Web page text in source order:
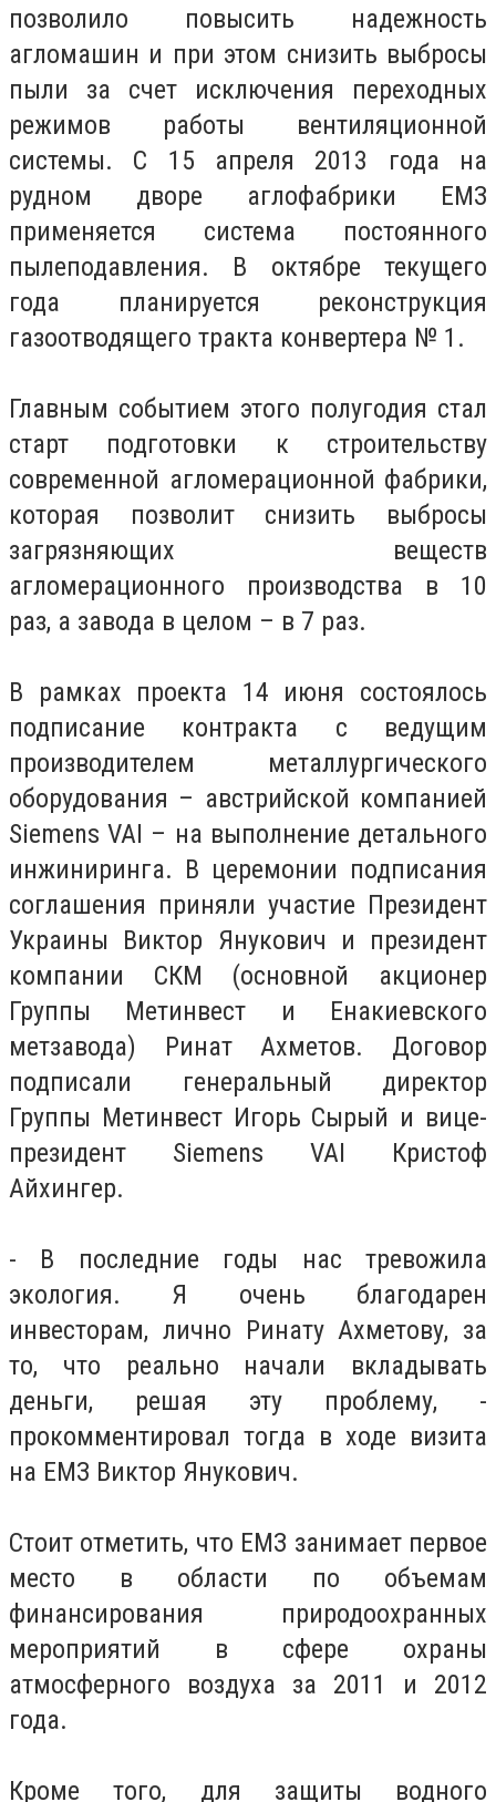
позволило повысить надежность
агломашин и при этом снизить выбросы
пыли за счет исключения переходных
режимов работы вентиляционной
системы. С 15 апреля 2013 года на
рудном дворе аглофабрики ЕМЗ
применяется система постоянного
пылеподавления. В октябре текущего
года планируется реконструкция
газоотводящего тракта конвертера № 1.
Главным событием этого полугодия стал
старт подготовки к строительству
современной агломерационной фабрики,
которая позволит снизить выбросы
загрязняющих веществ
агломерационного производства в 10
раз, а завода в целом – в 7 раз.
В рамках проекта 14 июня состоялось
подписание контракта с ведущим
производителем металлургического
оборудования – австрийской компанией
Siemens VAI – на выполнение детального
инжиниринга. В церемонии подписания
соглашения приняли участие Президент
Украины Виктор Янукович и президент
компании СКМ (основной акционер
Группы Метинвест и Енакиевского
метзавода) Ринат Ахметов. Договор
подписали генеральный директор
Группы Метинвест Игорь Сырый и вице-
президент Siemens VAI Кристоф
Айхингер.
- В последние годы нас тревожила
экология. Я очень благодарен
инвесторам, лично Ринату Ахметову, за
то, что реально начали вкладывать
деньги, решая эту проблему, -
прокомментировал тогда в ходе визита
на ЕМЗ Виктор Янукович.
Стоит отметить, что ЕМЗ занимает первое
место в области по объемам
финансирования природоохранных
мероприятий в сфере охраны
атмосферного воздуха за 2011 и 2012
года.
Кроме того, для защиты водного